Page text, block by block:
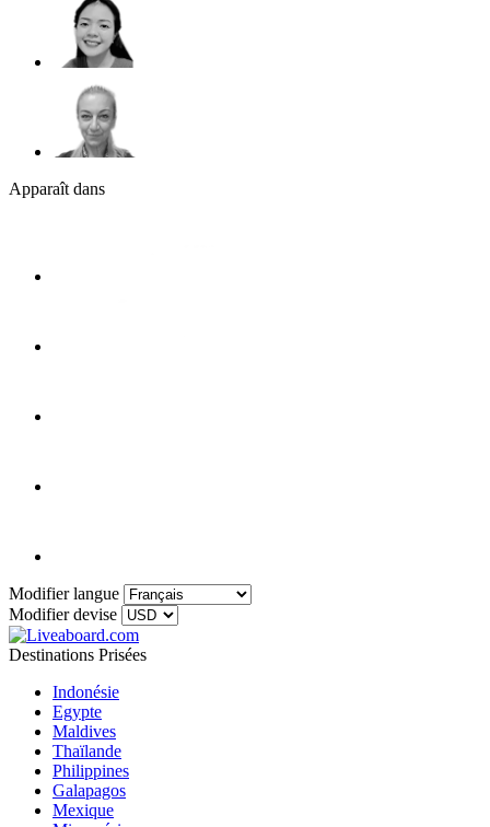
Apparaît dans
Modifier langue
Modifier devise
Destinations Prisées
Indonésie
Egypte
Maldives
Thaïlande
Philippines
Galapagos
Mexique